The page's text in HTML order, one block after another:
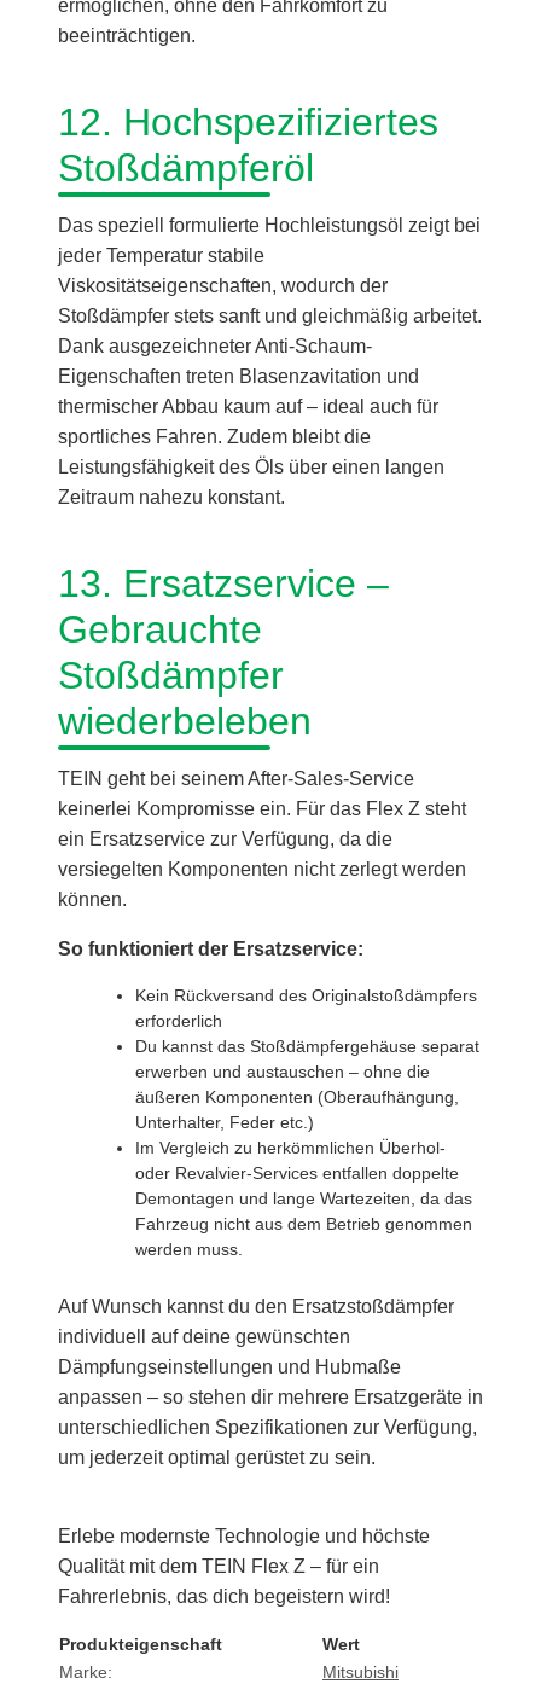
ermöglichen, ohne den Fahrkomfort zu
beeinträchtigen.
12. Hochspezifiziertes
Stoßdämpferöl
Das speziell formulierte Hochleistungsöl zeigt bei
jeder Temperatur stabile
Viskositätseigenschaften, wodurch der
Stoßdämpfer stets sanft und gleichmäßig arbeitet.
Dank ausgezeichneter Anti-Schaum-
Eigenschaften treten Blasenzavitation und
thermischer Abbau kaum auf – ideal auch für
sportliches Fahren. Zudem bleibt die
Leistungsfähigkeit des Öls über einen langen
Zeitraum nahezu konstant.
13. Ersatzservice –
Gebrauchte
Stoßdämpfer
wiederbeleben
TEIN geht bei seinem After-Sales-Service
keinerlei Kompromisse ein. Für das Flex Z steht
ein Ersatzservice zur Verfügung, da die
versiegelten Komponenten nicht zerlegt werden
können.
So funktioniert der Ersatzservice:
Kein Rückversand des Originalstoßdämpfers
erforderlich
Du kannst das Stoßdämpfergehäuse separat
erwerben und austauschen – ohne die
äußeren Komponenten (Oberaufhängung,
Unterhalter, Feder etc.)
Im Vergleich zu herkömmlichen Überhol-
oder Revalvier-Services entfallen doppelte
Demontagen und lange Wartezeiten, da das
Fahrzeug nicht aus dem Betrieb genommen
werden muss.
Auf Wunsch kannst du den Ersatzstoßdämpfer
individuell auf deine gewünschten
Dämpfungseinstellungen und Hubmaße
anpassen – so stehen dir mehrere Ersatzgeräte in
unterschiedlichen Spezifikationen zur Verfügung,
um jederzeit optimal gerüstet zu sein.
Erlebe modernste Technologie und höchste
Qualität mit dem TEIN Flex Z – für ein
Fahrerlebnis, das dich begeistern wird!
Produkteigenschaft
Wert
Marke:
Mitsubishi